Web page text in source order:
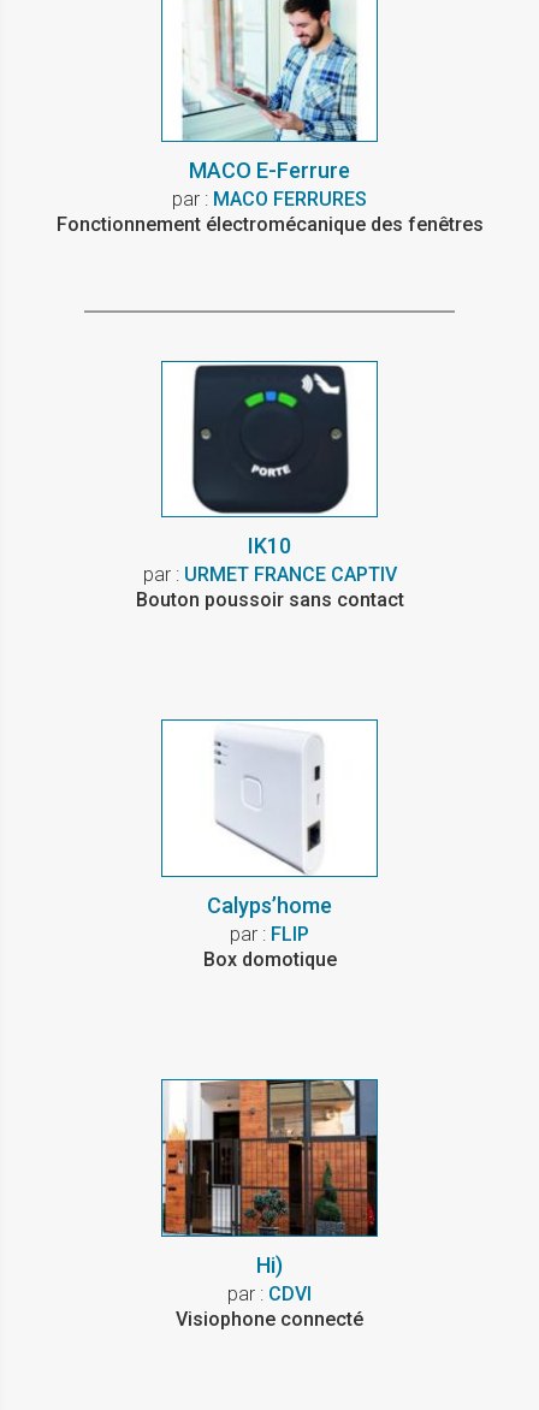
MACO E-Ferrure
par : MACO FERRURES
Fonctionnement électromécanique des fenêtres
IK10
par : URMET FRANCE CAPTIV
Bouton poussoir sans contact
Calyps’home
par : FLIP
Box domotique
Hi)
par : CDVI
Visiophone connecté